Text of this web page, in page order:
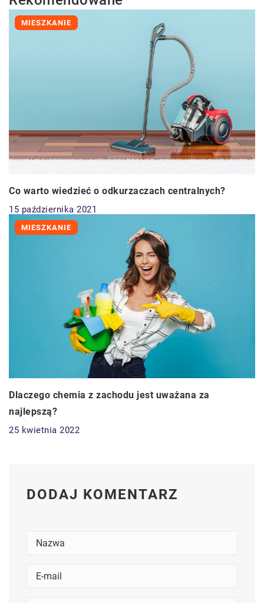
MIESZKANIE
Co warto wiedzieć o odkurzaczach centralnych?
15 października 2021
MIESZKANIE
Dlaczego chemia z zachodu jest uważana za
najlepszą?
25 kwietnia 2022
DODAJ KOMENTARZ